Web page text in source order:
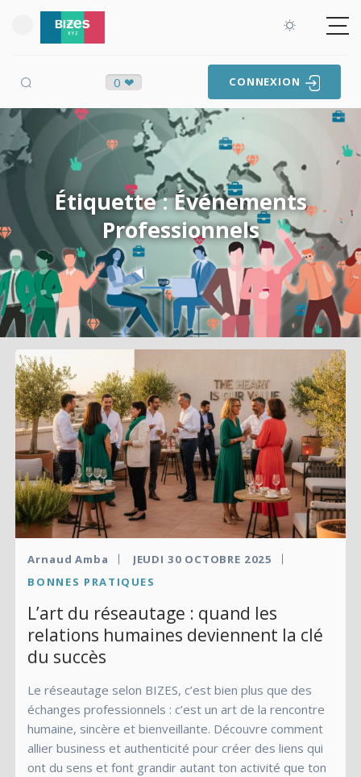
0 ❤ CONNEXION
Étiquette : Événements
Professionnels
Arnaud Amba
JEUDI 30 OCTOBRE 2025
BONNES PRATIQUES
L’art du réseautage : quand les
relations humaines deviennent la clé
du succès
Le réseautage selon BIZES, c’est bien plus que des
échanges professionnels : c’est un art de la rencontre
humaine, sincère et bienveillante. Découvre comment
allier business et authenticité pour créer des liens qui
ont du sens et font grandir autant ton activité que ton